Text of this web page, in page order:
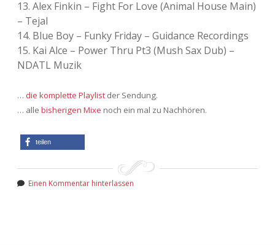
13. Alex Finkin – Fight For Love (Animal House Main)
– Tejal
14. Blue Boy – Funky Friday – Guidance Recordings
15. Kai Alce – Power Thru Pt3 (Mush Sax Dub) –
NDATL Muzik
… die komplette Playlist der Sendung.
… alle bisherigen Mixe noch ein mal zu Nachhören.
teilen
Einen Kommentar hinterlassen